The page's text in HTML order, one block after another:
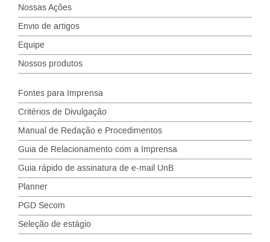
Nossas Ações
Envio de artigos
Equipe
Nossos produtos
Fontes para Imprensa
Critérios de Divulgação
Manual de Redação e Procedimentos
Guia de Relacionamento com a Imprensa
Guia rápido de assinatura de e-mail UnB
Planner
PGD Secom
Seleção de estágio